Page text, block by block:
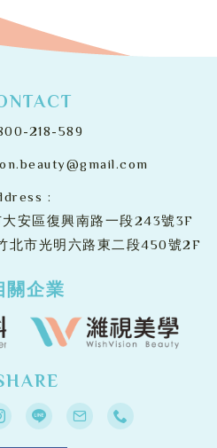
218-589
:
大安區復興南路一段243號3F
北市光明六路東二段450號2F
關企業